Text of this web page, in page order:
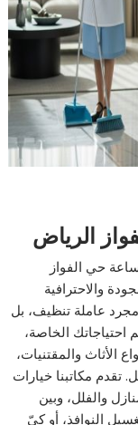
الرياض
حي الفواز
والاحترافية
عاملة تنظيف، بل
احتياجاتك الخاصة،
الأثاث والمقتنيات،
تقدم مكاتبنا خيارات
والفلل، وبين
النوافذ، أو كيّ